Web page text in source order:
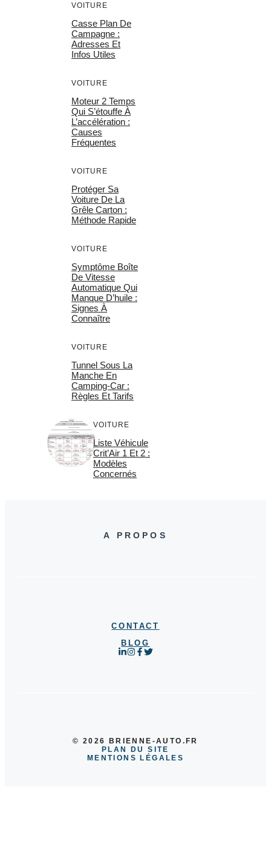
VOITURE
Casse Plan De
Campagne :
Adresses Et
Infos Utiles
VOITURE
Moteur 2 Temps
Qui S’étouffe À
L’accélération :
Causes
Fréquentes
VOITURE
Protéger Sa
Voiture De La
Grêle Carton :
Méthode Rapide
VOITURE
Symptôme Boîte
De Vitesse
Automatique Qui
Manque D’huile :
Signes À
Connaître
VOITURE
Tunnel Sous La
Manche En
Camping-Car :
Règles Et Tarifs
VOITURE
Liste Véhicule
Crit’Air 1 Et 2 :
Modèles
Concernés
A PROPOS
CONTACT
BLOG
© 2026 BRIENNE-AUTO.FR
PLAN DU SITE
MENTIONS LÉGALES